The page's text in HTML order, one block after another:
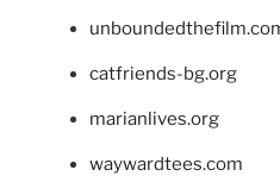
catfriends-bg.org
marianlives.org
waywardtees.com